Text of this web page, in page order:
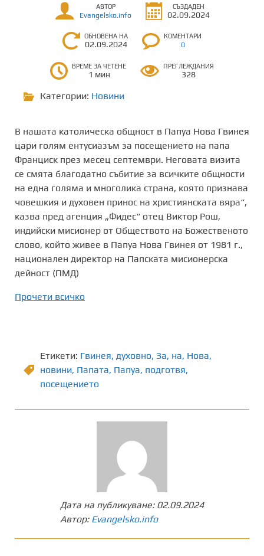
АВТОР
Evangelsko.info
СЪЗДАДЕН
02.09.2024
ОБНОВЕНА НА
02.09.2024
КОМЕНТАРИ
0
ВРЕМЕ ЗА ЧЕТЕНЕ
1 мин
ПРЕГЛЕЖДАНИЯ
328
Категории: Новини
В нашата католическа общност в Папуа Нова Гвинея
цари голям ентусиазъм за посещението на папа
Франциск през месец септември. Неговата визита
се смята благодатно събитие за всичките общности
на една голяма и многолика страна, която признава
човешкия и духовен принос на християнската вяра“,
казва пред агенция „Фидес“ отец Виктор Рош,
индийски мисионер от Обществото на Божественото
слово, който живее в Папуа Нова Гвинея от 1981 г.,
национален директор на Папската мисионерска
дейност (ПМД)
Прочети всичко
Етикети: Гвинея, духовно, Зa, на, Нова,
новини, Папата, Папуа, подготвя,
посещението
Дата на публикуване: 02.09.2024
Автор: Evangelsko.info